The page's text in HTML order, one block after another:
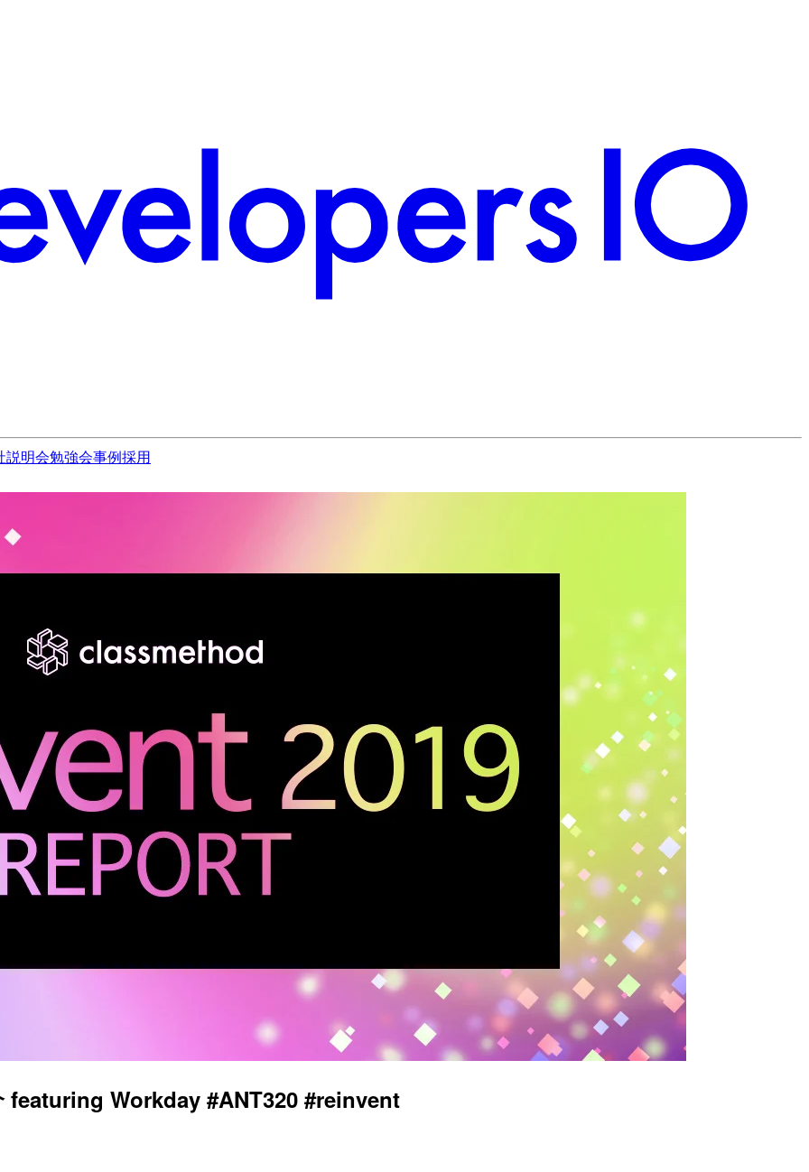
説明会勉強会事例採用
Workday #ANT320 #reinvent